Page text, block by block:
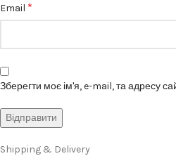
Email *
Зберегти моє ім'я, e-mail, та адресу
Shipping & Delivery